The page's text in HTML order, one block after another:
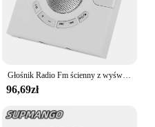
Głośnik Radio Fm ścienny z wyświetlaczem czasu wtyczka słuchawkowa obsługi ładowania Usb karta Audio Tf Aux dysk Usb odtwarzacz Mp3
96,69zł